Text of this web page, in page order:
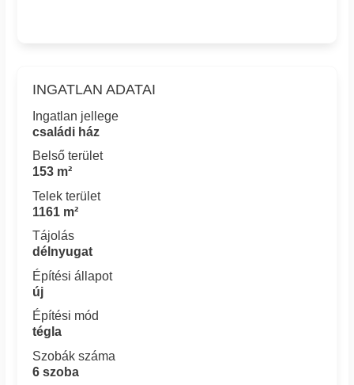
INGATLAN ADATAI
Ingatlan jellege
családi ház
Belső terület
153 m²
Telek terület
1161 m²
Tájolás
délnyugat
Építési állapot
új
Építési mód
tégla
Szobák száma
6 szoba